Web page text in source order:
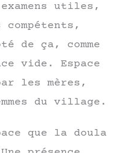
utiles,
de ça, comme
vide. Espace
les mères,
du village.
que la doula